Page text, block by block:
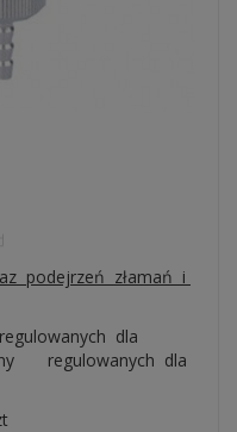
podejrzeń złamań i
dla
regulowanych dla